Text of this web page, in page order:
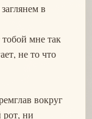
в
мне так
не то что
вокруг
рот, ни